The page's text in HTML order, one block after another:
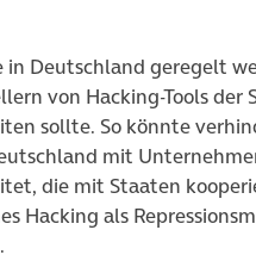
in Deutschland geregelt
von Hacking-Tools der
sollte. So könnte
mit
die mit Staaten
Hacking als